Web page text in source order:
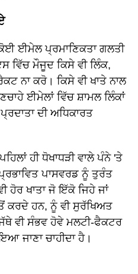
ਈਮੇਲ ਪ੍ਰਮਾਣਿਕਤਾ ਗਲਤੀ
ਵਿੱਚ ਮੌਜੂਦ ਕਿਸੇ ਵੀ ਲਿੰਕ,
ਨਾ ਕਰੋ। ਕਿਸੇ ਵੀ ਖਾਤੇ ਨਾਲ
ਈਮੇਲਾਂ ਵਿੱਚ ਸ਼ਾਮਲ ਲਿੰਕਾਂ
ਦੀ ਅਧਿਕਾਰਤ
ਹੀ ਧੋਖਾਧੜੀ ਵਾਲੇ ਪੰਨੇ 'ਤੇ
ਪਾਸਵਰਡ ਨੂੰ ਤੁਰੰਤ
ਹੋਰ ਖਾਤਾ ਜੋ ਇੱਕੋ ਜਿਹੇ ਜਾਂ
ਕਰਦੇ ਹਨ, ਨੂੰ ਵੀ ਸੁਰੱਖਿਅਤ
ਵੀ ਸੰਭਵ ਹੋਵੇ ਮਲਟੀ-ਫੈਕਟਰ
ਜਾਣਾ ਚਾਹੀਦਾ ਹੈ।